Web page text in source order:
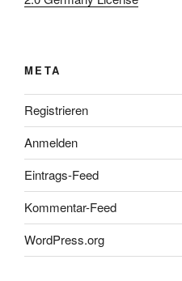
META
Registrieren
Anmelden
Eintrags-Feed
Kommentar-Feed
WordPress.org